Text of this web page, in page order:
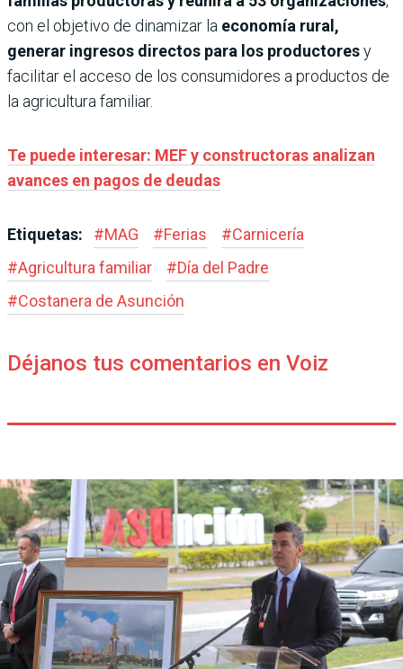
con el objetivo de dinamizar la economía rural,
generar ingresos directos para los productoresy
facilitar el acceso de los consumidores a productos de
la agricultura familiar.
Te puede interesar: MEF y constructoras analizan
avances en pagos de deudas
Etiquetas: #MAG #Ferias #Carnicería
#Agricultura familiar #Día del Padre
#Costanera de Asunción
Déjanos tus comentarios en Voiz